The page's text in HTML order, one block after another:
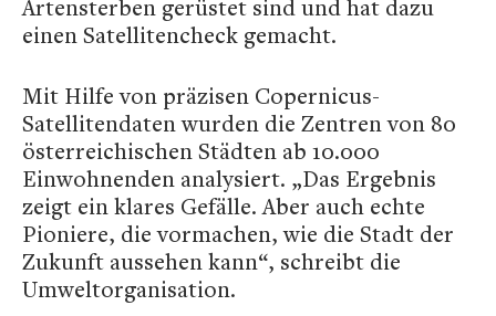
Artensterben gerüstet sind und hat dazu
einen Satellitencheck gemacht.
Mit Hilfe von präzisen Copernicus-
Satellitendaten wurden die Zentren von 80
österreichischen Städten ab 10.000
Einwohnenden analysiert. „Das Ergebnis
zeigt ein klares Gefälle. Aber auch echte
Pioniere, die vormachen, wie die Stadt der
Zukunft aussehen kann“, schreibt die
Umweltorganisation.